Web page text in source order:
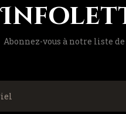
Abonnez-vous à notre liste